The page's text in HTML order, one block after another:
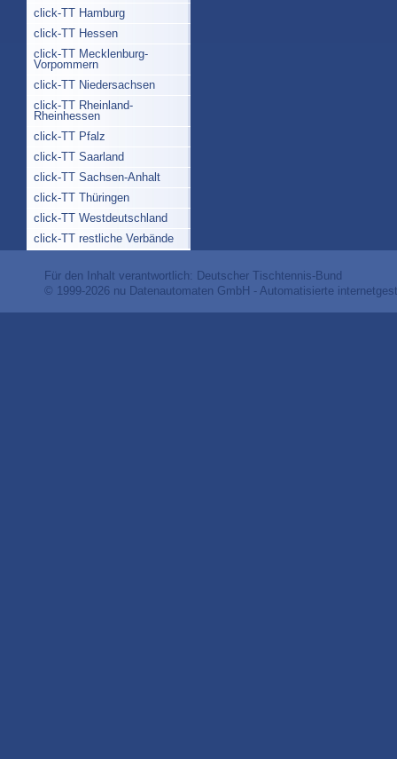
click-TT Hamburg
click-TT Hessen
click-TT Mecklenburg-
Vorpommern
click-TT Niedersachsen
click-TT Rheinland-
Rheinhessen
click-TT Pfalz
click-TT Saarland
click-TT Sachsen-Anhalt
click-TT Thüringen
click-TT Westdeutschland
click-TT restliche Verbände
Für den Inhalt verantwortlich: Deutscher Tischtennis-Bund
© 1999-2026 nu Datenautomaten GmbH - Automatisierte